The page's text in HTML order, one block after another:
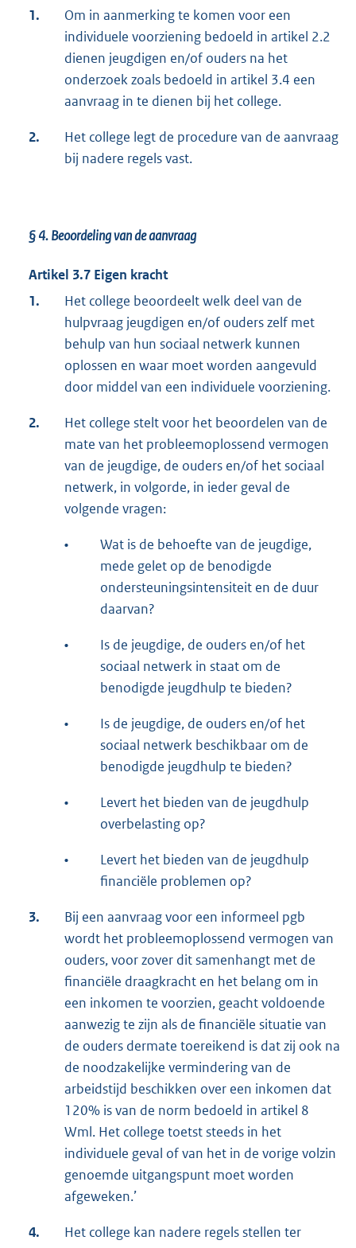
1.
Om in aanmerking te komen voor een
individuele voorziening bedoeld in artikel 2.2
dienen jeugdigen en/of ouders na het
onderzoek zoals bedoeld in artikel 3.4 een
aanvraag in te dienen bij het college.
2.
Het college legt de procedure van de aanvraag
bij nadere regels vast.
§ 4.Beoordeling van de aanvraag
Artikel 3.7 Eigen kracht
1.
Het college beoordeelt welk deel van de
hulpvraag jeugdigen en/of ouders zelf met
behulp van hun sociaal netwerk kunnen
oplossen en waar moet worden aangevuld
door middel van een individuele voorziening.
2.
Het college stelt voor het beoordelen van de
mate van het probleemoplossend vermogen
van de jeugdige, de ouders en/of het sociaal
netwerk, in volgorde, in ieder geval de
volgende vragen:
•
Wat is de behoefte van de jeugdige,
mede gelet op de benodigde
ondersteuningsintensiteit en de duur
daarvan?
•
Is de jeugdige, de ouders en/of het
sociaal netwerk in staat om de
benodigde jeugdhulp te bieden?
•
Is de jeugdige, de ouders en/of het
sociaal netwerk beschikbaar om de
benodigde jeugdhulp te bieden?
•
Levert het bieden van de jeugdhulp
overbelasting op?
•
Levert het bieden van de jeugdhulp
financiële problemen op?
3.
Bij een aanvraag voor een informeel pgb
wordt het probleemoplossend vermogen van
ouders, voor zover dit samenhangt met de
financiële draagkracht en het belang om in
een inkomen te voorzien, geacht voldoende
aanwezig te zijn als de financiële situatie van
de ouders dermate toereikend is dat zij ook na
de noodzakelijke vermindering van de
arbeidstijd beschikken over een inkomen dat
120% is van de norm bedoeld in artikel 8
Wml. Het college toetst steeds in het
individuele geval of van het in de vorige volzin
genoemde uitgangspunt moet worden
afgeweken.’
4.
Het college kan nadere regels stellen ter